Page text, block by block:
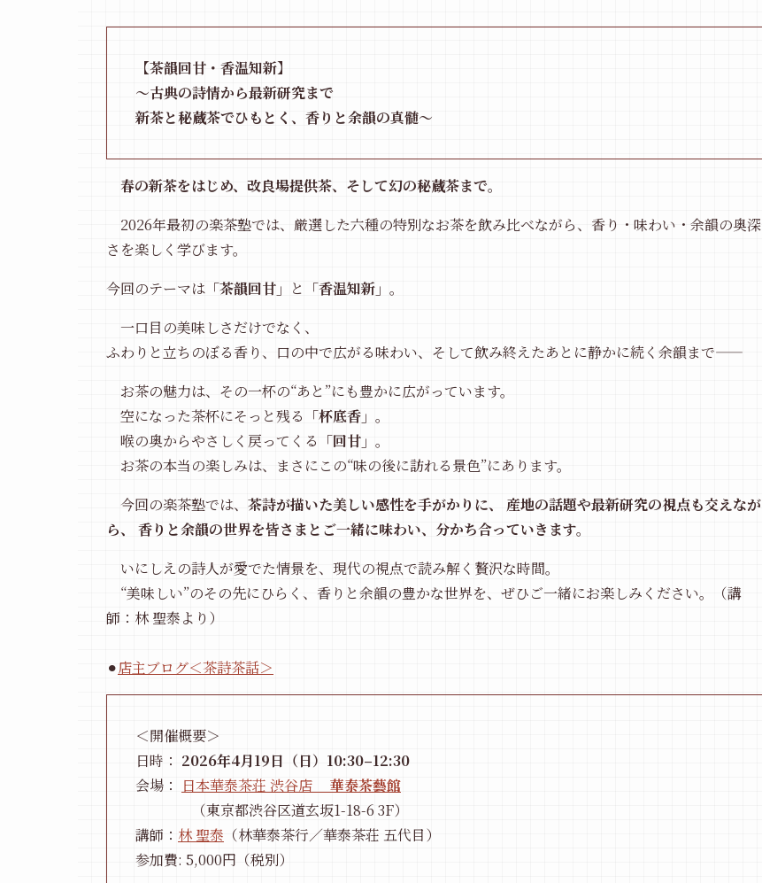
【茶韻回甘・香温知新】
〜古典の詩情から最新研究まで
新茶と秘蔵茶でひもとく、香りと余韻の真髄〜
春の新茶をはじめ、改良場提供茶、そして幻の秘蔵茶まで。
2026年最初の楽茶塾では、厳選した六種の特別なお茶を飲み比べながら、香り・味わい・余韻の奥深
さを楽しく学びます。
今回のテーマは 「茶韻回甘」 と 「香温知新」 。
一口目の美味しさだけでなく、
ふわりと立ちのぼる香り、口の中で広がる味わい、そして飲み終えたあとに静かに続く余韻まで——
お茶の魅力は、その一杯の“あと”にも豊かに広がっています。
空になった茶杯にそっと残る 「杯底香」 。
喉の奥からやさしく戻ってくる 「回甘」 。
お茶の本当の楽しみは、まさにこの“味の後に訪れる景色”にあります。
今回の楽茶塾では、 茶詩が描いた美しい感性を手がかりに、 産地の話題や最新研究の視点も交えなが
ら、 香りと余韻の世界を皆さまとご一緒に味わい、分かち合っていきます。
いにしえの詩人が愛でた情景を、現代の視点で読み解く贅沢な時間。
“美味しい”のその先にひらく、香りと余韻の豊かな世界を、ぜひご一緒にお楽しみください。（講
師：林 聖泰より）
⚫︎店主ブログ＜茶詩茶話＞
＜開催概要＞
日時： 2026年4月19日（日）10:30–12:30
会場：
日本華泰茶荘 渋谷店
華泰茶藝館
（東京都渋谷区道玄坂1-18-6 3F）
講師： 林 聖泰 （林華泰茶行／華泰茶荘 五代目）
参加費: 5,000円（税別）